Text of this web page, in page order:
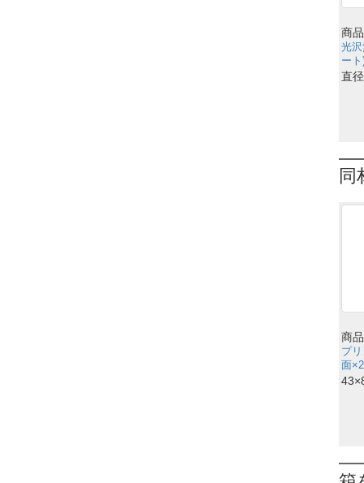
商
光
ー
直
同
商
プ
面